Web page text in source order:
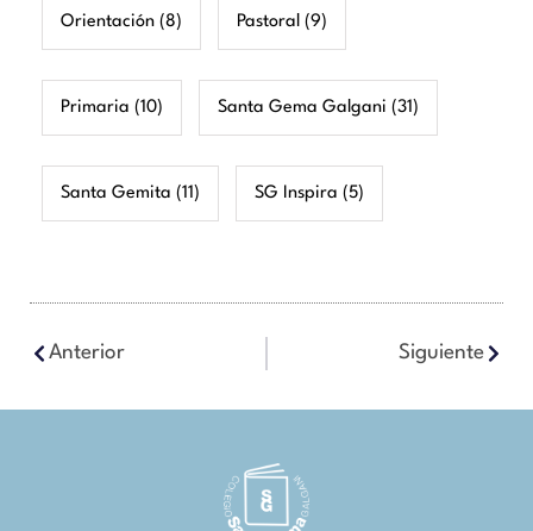
Orientación (8) Pastoral (9)
Primaria (10) Santa Gema Galgani (31)
Santa Gemita (11) SG Inspira (5)
Anterior Siguiente